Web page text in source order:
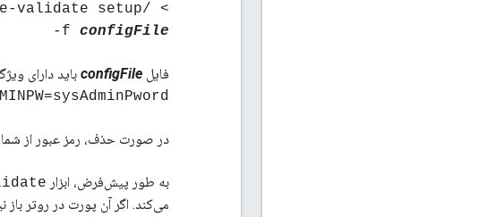
validate setup
-f configFile
فایل configFile باید دارای
در صورت حذف، رمز عبور از
به طور پیش‌فرض، ابزار
می‌کند. اگر آن پورت در روتر